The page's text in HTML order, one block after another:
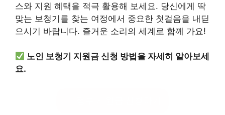
스와 지원 혜택을 적극 활용해 보세요. 당신에게 딱
맞는 보청기를 찾는 여정에서 중요한 첫걸음을 내딛
으시기 바랍니다. 즐거운 소리의 세계로 함께 가요!
노인 보청기 지원금 신청 방법을 자세히 알아보세
요.